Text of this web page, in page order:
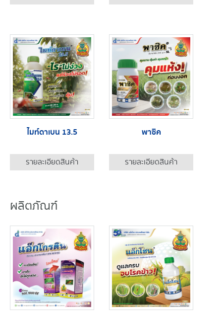
ไมท์ดาเบน 13.5
รายละเอียดสินค้า
พาซิค
รายละเอียดสินค้า
ผลิตภัณฑ์